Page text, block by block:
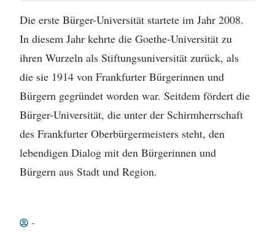
Die erste Bürger-Universität startete im Jahr 2008.
In diesem Jahr kehrte die Goethe-Universität zu
ihren Wurzeln als Stiftungsuniversität zurück, als
die sie 1914 von Frankfurter Bürgerinnen und
Bürgern gegründet worden war. Seitdem fördert die
Bürger-Universität, die unter der Schirmherrschaft
des Frankfurter Oberbürgermeisters steht, den
lebendigen Dialog mit den Bürgerinnen und
Bürgern aus Stadt und Region.
-